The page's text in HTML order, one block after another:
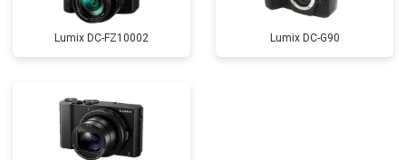
Lumix DC-FZ10002 Lumix DC-G90